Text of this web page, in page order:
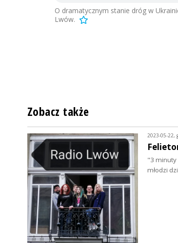
O dramatycznym stanie dróg w
Lwów.
Zobacz także
2023-05-22,
"3 minuty
młodzi